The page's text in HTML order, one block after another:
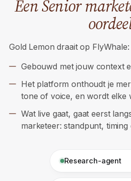
FlyWhale doet
Een Senior
oordeel.
Gold Lemon draait op FlyWhale:
Gebouwd met jouw context
Het platform onthoudt je
tone of voice, en wordt elke
Wat live gaat, gaat eerst